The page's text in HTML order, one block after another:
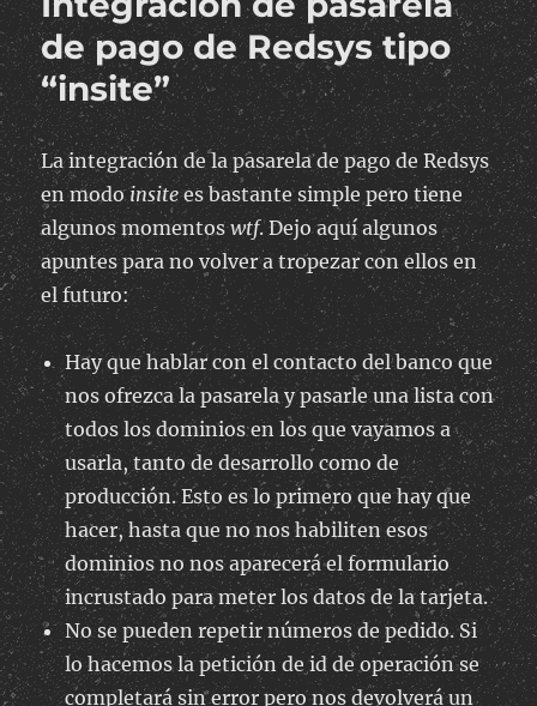
de pago de Redsys tipo
“insite”
La integración de la pasarela de pago de Redsys
en modoinsitees bastante simple pero tiene
algunos momentoswtf. Dejo aquí algunos
apuntes para no volver a tropezar con ellos en
el futuro:
Hay que hablar con el contacto del banco que
nos ofrezca la pasarela y pasarle una lista con
todos los dominios en los que vayamos a
usarla, tanto de desarrollo como de
producción. Esto es lo primero que hay que
hacer, hasta que no nos habiliten esos
dominios no nos aparecerá el formulario
incrustado para meter los datos de la tarjeta.
No se pueden repetir números de pedido. Si
lo hacemos la petición de id de operación se
completará sin error pero nos devolverá un